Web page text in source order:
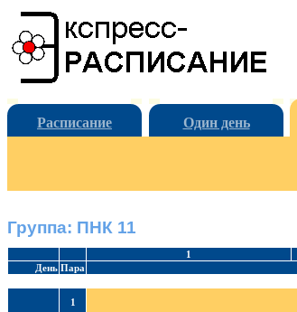
Расписание Один день
Группа: ПНК 11
1
День Пара
1